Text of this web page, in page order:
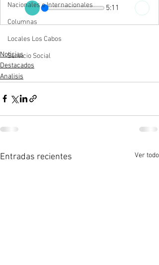
Nacionales e Internacionales
Columnas
Locales Los Cabos
Servicio Social
5:11
Noticias
Destacados
Analisis
Entradas recientes Ver todo